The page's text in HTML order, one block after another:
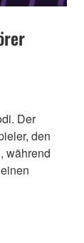
Der
den
während